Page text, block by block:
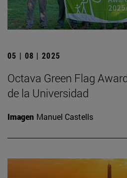
05 | 08 | 2025
Octava Green Flag
de la Universidad
Imagen Manuel Castells